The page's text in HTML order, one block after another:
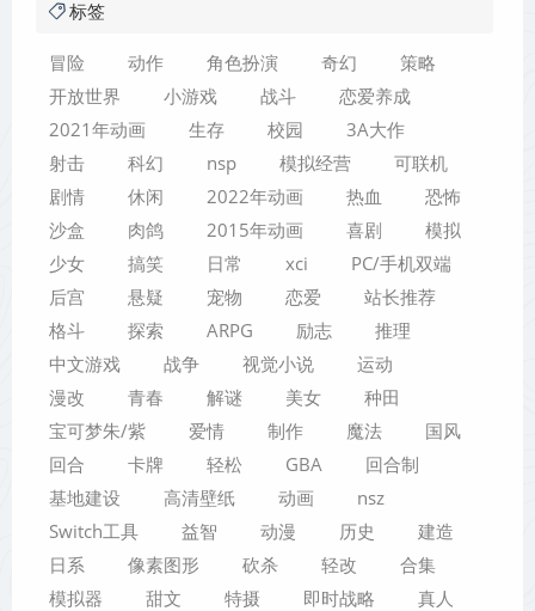
标签
冒险 动作 角色扮演 奇幻
策略
开放世界
小游戏 战斗
恋爱养成
2021年动画
生存 校园
3A大作
射击
科幻 nsp 模拟经营
可联机
剧情
休闲 2022年动画 热血
恐怖
沙盒
肉鸽 2015年动画 喜剧
模拟
少女
搞笑 日常 xci
PC/手机双端
后宫
悬疑 宠物 恋爱
站长推荐
格斗
探索 ARPG 励志
推理
中文游戏
战争 视觉小说
运动
漫改
青春 解谜 美女
种田
宝可梦朱/紫
爱情 制作 魔法
国风
回合
卡牌 轻松 GBA
回合制
基地建设
高清壁纸 动画
nsz
Switch工具
益智 动漫 历史
建造
日系
像素图形 砍杀 轻改
合集
模拟器
甜文 特摄 即时战略
真人